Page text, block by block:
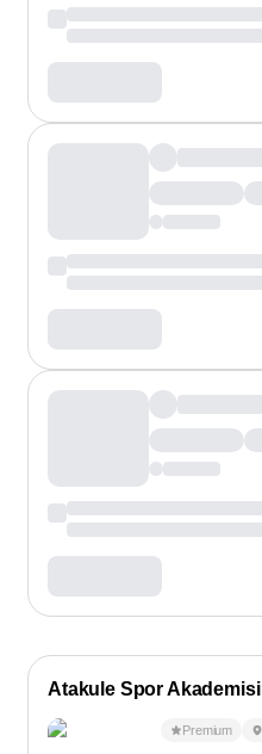
Atakule Spor Akademisi
Premium